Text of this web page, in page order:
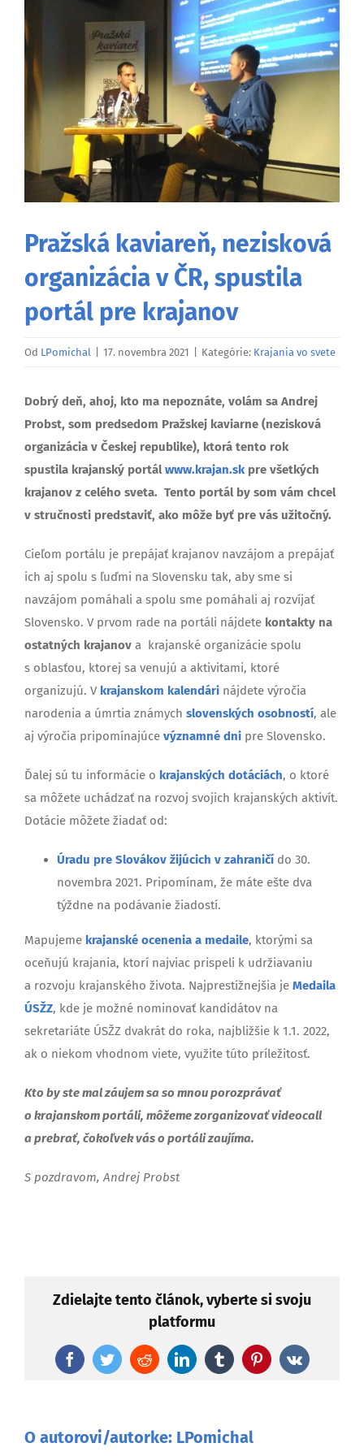
väčší
obrázok
Pražská kaviareň, nezisková
organizácia v ČR, spustila
portál pre krajanov
Od LPomichal 17. novembra 2021 Kategórie: Krajania vo svete
Dobrý deň, ahoj, kto ma nepoznáte, volám sa Andrej
Probst, som predsedom Pražskej kaviarne (nezisková
organizácia v Českej republike), ktorá tento rok
spustila krajanský portálwww.krajan.skpre všetkých
krajanov z celého sveta. Tento portál by som vám chcel
v stručnosti predstaviť, ako môže byť pre vás užitočný.
Cieľom portálu je prepájať krajanov navzájom a prepájať
ich aj spolu s ľuďmi na Slovensku tak, aby sme si
navzájom pomáhali a spolu sme pomáhali aj rozvíjať
Slovensko. V prvom rade na portáli nájdete kontakty na
ostatných krajanov a krajanské organizácie spolu
s oblasťou, ktorej sa venujú a aktivitami, ktoré
organizujú. V krajanskom kalendári nájdete výročia
narodenia a úmrtia známych slovenských osobností, ale
aj výročia pripomínajúce významné dni pre Slovensko.
Ďalej sú tu informácie o krajanských dotáciách, o ktoré
sa môžete uchádzať na rozvoj svojich krajanských aktivít.
Dotácie môžete žiadať od:
Úradu pre Slovákov žijúcich v zahraničí do 30.
novembra 2021. Pripomínam, že máte ešte dva
týždne na podávanie žiadostí.
Mapujeme krajanské ocenenia a medaile, ktorými sa
oceňujú krajania, ktorí najviac prispeli k udržiavaniu
a rozvoju krajanského života. Najprestížnejšia je Medaila
ÚSŽZ, kde je možné nominovať kandidátov na
sekretariáte ÚSŽZ dvakrát do roka, najbližšie k 1.1. 2022,
ak o niekom vhodnom viete, využite túto príležitosť.
Kto by ste mal záujem sa so mnou porozprávať
o krajanskom portáli, môžeme zorganizovať videocall
a prebrať, čokoľvek vás o portáli zaujíma.
S pozdravom, Andrej Probst
Zdielajte tento článok, vyberte si svoju
platformu
FacebookTwitterRedditLinkedInTumblr Pinterest
Vk
O autorovi/autorke: LPomichal